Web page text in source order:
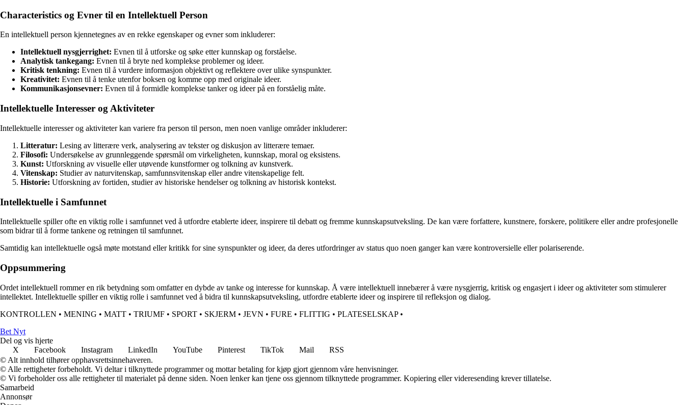
Characteristics og Evner til en Intellektuell Person
En intel­lek­tu­ell person kjennetegnes av en rekke egenskaper og evner som inkluderer:
Intellektuell nysgjerrighet: Evnen til å utforske og søke etter kunnskap og forståelse.
Analytisk tankegang: Evnen til å bryte ned komplekse problemer og ideer.
Kritisk tenkning: Evnen til å vurdere informasjon objektivt og reflektere over ulike synspunkter.
Kreativitet: Evnen til å tenke utenfor boksen og komme opp med originale ideer.
Kommunikasjonsevner: Evnen til å formidle komplekse tanker og ideer på en forståelig måte.
Intellektuelle Interesser og Aktiviteter
Intellektuelle interesser og aktiviteter kan variere fra person til person, men noen vanlige områder inkluderer:
Litteratur: Lesing av litterære verk, analysering av tekster og diskusjon av litterære temaer.
Filosofi: Undersøkelse av grunnleggende spørsmål om virkeligheten, kunnskap, moral og eksistens.
Kunst: Utforskning av visuelle eller utøvende kunstformer og tolkning av kunstverk.
Vitenskap: Studier av naturvitenskap, samfunnsvitenskap eller andre vitenskapelige felt.
Historie: Utforskning av fortiden, studier av historiske hendelser og tolkning av historisk kontekst.
Intellektuelle i Samfunnet
Intellektuelle spiller ofte en viktig rolle i samfunnet ved å utfordre etablerte ideer, inspirere til debatt og fremme kunnskapsutveksling. De kan være forfattere, kunstnere, forskere, politikere eller andre profesjonelle
som bidrar til å forme tankene og retningen til samfunnet.
Samtidig kan intellektuelle også møte motstand eller kritikk for sine synspunkter og ideer, da deres utfordringer av status quo noen ganger kan være kontroversielle eller polariserende.
Oppsummering
Ordet intel­lek­tu­ell rommer en rik betydning som omfatter en dybde av tanke og interesse for kunnskap. Å være intel­lek­tu­ell innebærer å være nysgjerrig, kritisk og engasjert i ideer og aktiviteter som stimulerer
intellektet. Intellektuelle spiller en viktig rolle i samfunnet ved å bidra til kunnskapsutveksling, utfordre etablerte ideer og inspirere til refleksjon og dialog.
KONTROLLEN • MENING • MATT • TRIUMF • SPORT • SKJERM • JEVN • FURE • FLITTIG • PLATESELSKAP•
Bet Nyt
Del og vis hjerte
X
Facebook Instagram LinkedIn YouTube Pinterest TikTok Mail
RSS
© Alt innhold tilhører opphavsrettsinnehaveren.
© Alle rettigheter forbeholdt. Vi deltar i tilknyttede programmer og mottar betaling for kjøp gjort gjennom våre henvisninger.
© Vi forbeholder oss alle rettigheter til materialet på denne siden. Noen lenker kan tjene oss gjennom tilknyttede programmer. Kopiering eller videresending krever tillatelse.
Samarbeid
Annonsør